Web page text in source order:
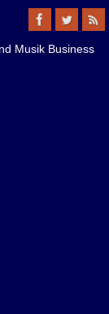
Musik Business